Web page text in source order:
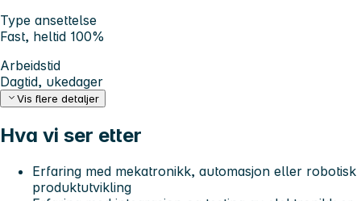
Type ansettelse
Fast, heltid 100%
Arbeidstid
Dagtid, ukedager
Vis flere detaljer
Hva vi ser etter
Erfaring med mekatronikk, automasjon eller robotisk
produktutvikling